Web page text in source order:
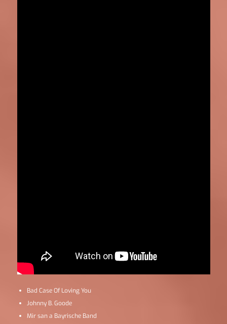
Bad Case Of Loving You
Johnny B. Goode
Mir san a Bayrische Band